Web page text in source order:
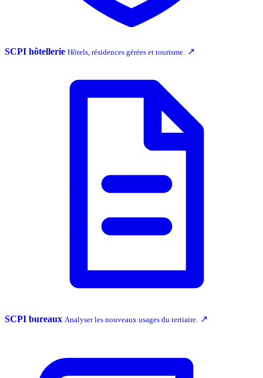
SCPI hôtellerie Hôtels, résidences gérées et tourisme. ↗
SCPI bureaux Analyser les nouveaux usages du tertiaire. ↗